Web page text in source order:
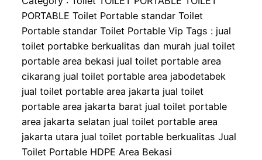
PORTABLE Toilet Portable standar Toilet
Portable standar Toilet Portable Vip Tags : jual
toilet portabke berkualitas dan murah jual toilet
portable area bekasi jual toilet portable area
cikarang jual toilet portable area jabodetabek
jual toilet portable area jakarta jual toilet
portable area jakarta barat jual toilet portable
area jakarta selatan jual toilet portable area
jakarta utara jual toilet portable berkualitas Jual
Toilet Portable HDPE Area Bekasi